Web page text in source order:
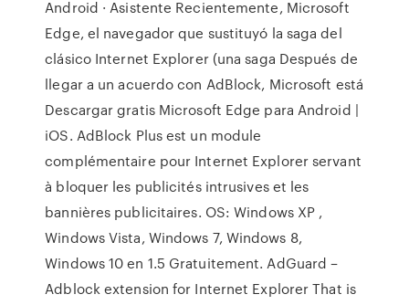
Android · Asistente Recientemente, Microsoft
Edge, el navegador que sustituyó la saga del
clásico Internet Explorer (una saga Después de
llegar a un acuerdo con AdBlock, Microsoft está
Descargar gratis Microsoft Edge para Android |
iOS. AdBlock Plus est un module
complémentaire pour Internet Explorer servant
à bloquer les publicités intrusives et les
bannières publicitaires. OS: Windows XP ,
Windows Vista, Windows 7, Windows 8,
Windows 10 en 1.5 Gratuitement. AdGuard –
Adblock extension for Internet Explorer That is